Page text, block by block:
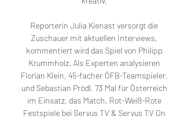
Reporterin Julia Kienast versorgt die
Zuschauer mit aktuellen Interviews,
kommentiert wird das Spiel von Philipp
Krummholz. Als Experten analysieren
Florian Klein, 45-facher ÖFB-Teamspieler,
und Sebastian Prödl, 73 Mal für Österreich
im Einsatz, das Match. Rot-Weiß-Rote
Festspiele bei Servus TV & Servus TV On